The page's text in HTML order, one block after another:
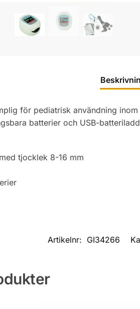
för pediatrisk användning inom
batterier och USB-
tjocklek 8-16 mm
Artikelnr: GI34266